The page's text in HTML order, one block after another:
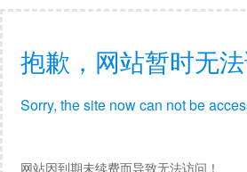
抱歉，网站暂时无
Sorry, the site now can not be
网站因到期未续费而导致无法访问！